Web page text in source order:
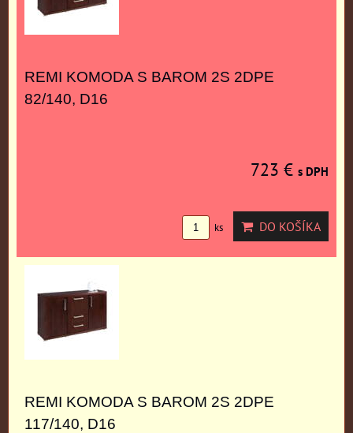
REMI KOMODA S BAROM 2S 2DPE
82/140, D16
723 € s DPH
ks DO KOŠÍKA
REMI KOMODA S BAROM 2S 2DPE
117/140, D16